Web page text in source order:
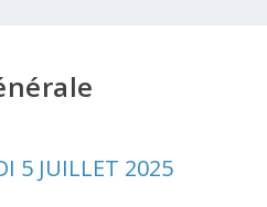
5 JUILLET 2025